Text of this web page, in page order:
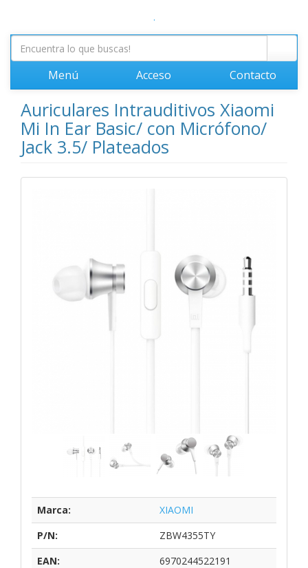
.
Menú Acceso Contacto
Auriculares Intrauditivos Xiaomi
Mi In Ear Basic/ con Micrófono/
Jack 3.5/ Plateados
Marca:
XIAOMI
P/N:
ZBW4355TY
EAN:
6970244522191